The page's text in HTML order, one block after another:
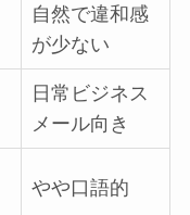
自然で違和感
が少ない
日常ビジネス
メール向き
やや口語的